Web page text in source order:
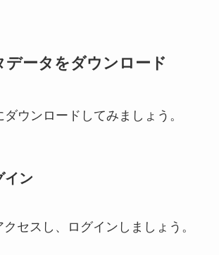
データをダウンロード
ウンロードしてみましょう。
イン
セスし、ログインしましょう。